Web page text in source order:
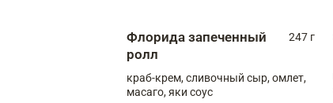
Флорида запеченный
ролл
247 г
краб-крем, сливочный сыр, омлет,
масаго, яки соус